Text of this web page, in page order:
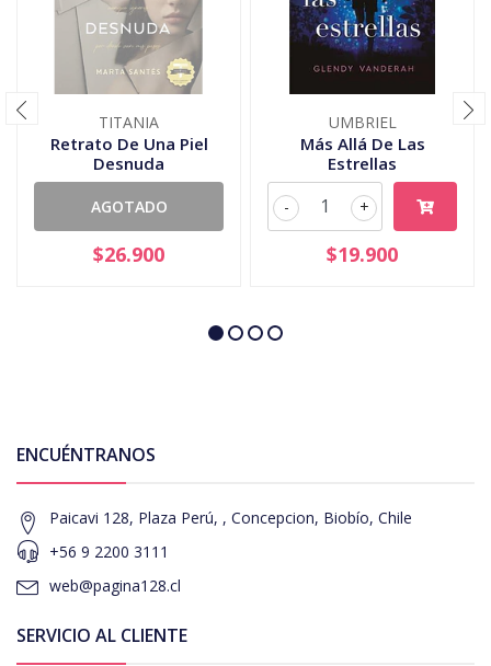
TITANIA
Retrato De Una Piel
Desnuda
AGOTADO
$26.900
UMBRIEL
Más Allá De Las
Estrellas
+
-
$19.900
ENCUÉNTRANOS
Paicavi 128, Plaza Perú, , Concepcion, Biobío, Chile
+56 9 2200 3111
web@pagina128.cl
SERVICIO AL CLIENTE